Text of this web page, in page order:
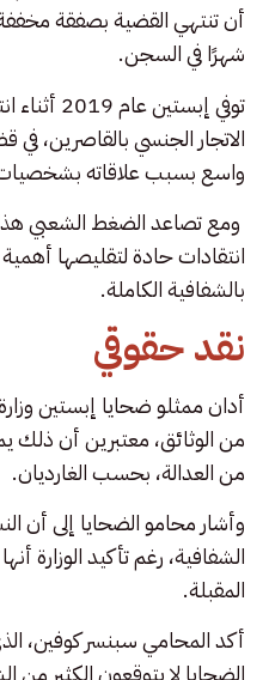
شهرًا في السجن.
توفي
الاتجار الجنسي بالقاصرين،
واسع بسبب علاقاته بشخصيات
ومع تصاعد الضغط الشعبي
انتقادات حادة لتقليصها
بالشفافية الكاملة.
نقد حقوقي
أدان ممثلو ضحايا إبستين
من الوثائق، معتبرين أن ذلك
من العدالة، بحسب الغارديان.
وأشار محامو الضحايا إلى أن
الشفافية، رغم تأكيد الوزارة
المقبلة.
أكد المحامي سبنسر كوفين،